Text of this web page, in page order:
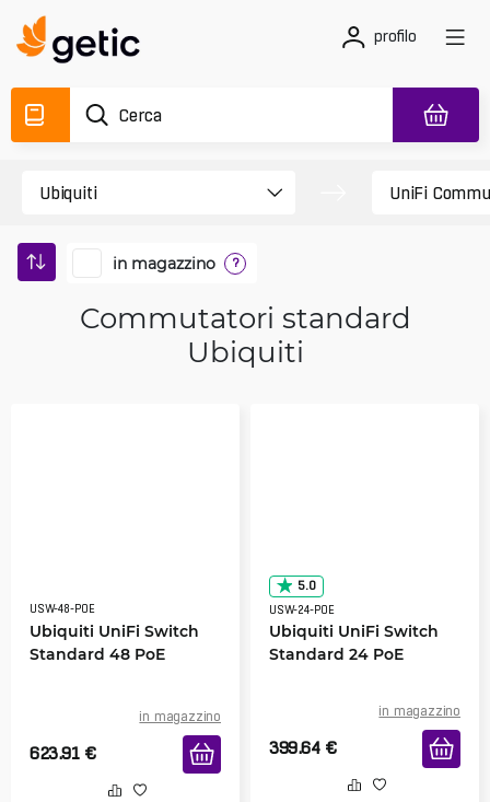
profilo
in magazzino ?
Commutatori standard
Ubiquiti
USW-48-POE
Ubiquiti UniFi Switch
Standard 48 PoE
in magazzino
623.91 €
5.0
USW-24-POE
Ubiquiti UniFi Switch
Standard 24 PoE
in magazzino
399.64 €